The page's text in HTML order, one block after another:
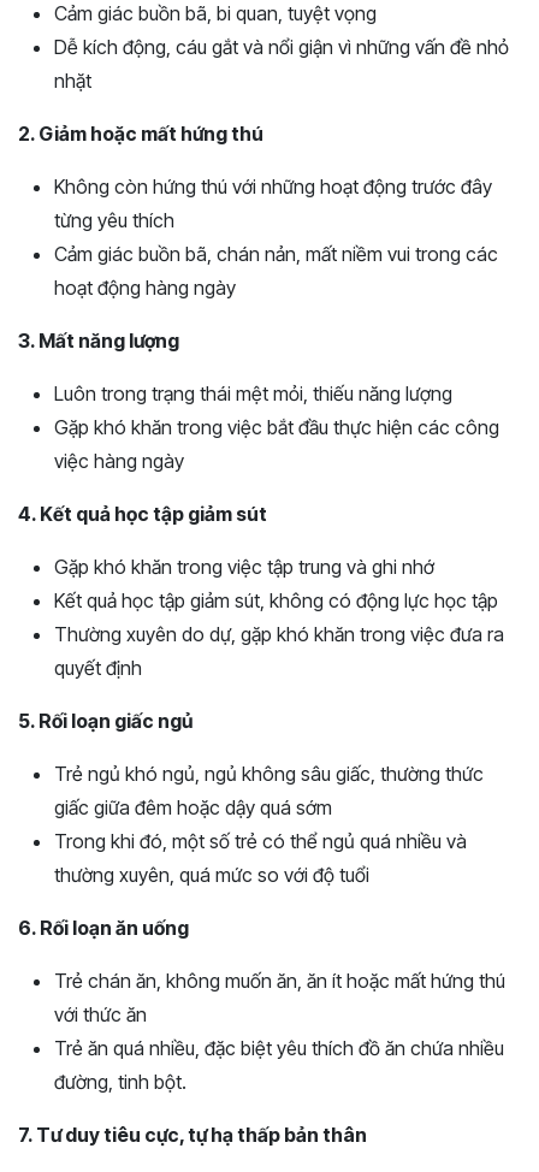
Cảm giác buồn bã, bi quan, tuyệt vọng
Dễ kích động, cáu gắt và nổi giận vì những vấn đề nhỏ
nhặt
2. Giảm hoặc mất hứng thú
Không còn hứng thú với những hoạt động trước đây
từng yêu thích
Cảm giác buồn bã, chán nản, mất niềm vui trong các
hoạt động hàng ngày
3. Mất năng lượng
Luôn trong trạng thái mệt mỏi, thiếu năng lượng
Gặp khó khăn trong việc bắt đầu thực hiện các công
việc hàng ngày
4. Kết quả học tập giảm sút
Gặp khó khăn trong việc tập trung và ghi nhớ
Kết quả học tập giảm sút, không có động lực học tập
Thường xuyên do dự, gặp khó khăn trong việc đưa ra
quyết định
5. Rối loạn giấc ngủ
Trẻ ngủ khó ngủ, ngủ không sâu giấc, thường thức
giấc giữa đêm hoặc dậy quá sớm
Trong khi đó, một số trẻ có thể ngủ quá nhiều và
thường xuyên, quá mức so với độ tuổi
6. Rối loạn ăn uống
Trẻ chán ăn, không muốn ăn, ăn ít hoặc mất hứng thú
với thức ăn
Trẻ ăn quá nhiều, đặc biệt yêu thích đồ ăn chứa nhiều
đường, tinh bột.
7. Tư duy tiêu cực, tự hạ thấp bản thân